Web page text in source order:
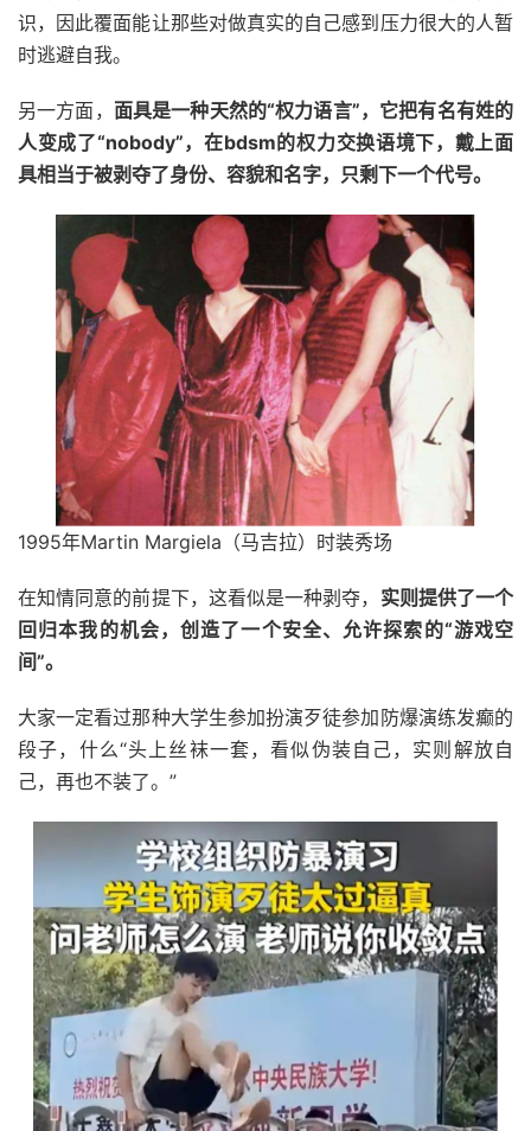
识，因此覆面能让那些对做真实的自己感到压力很大的人暂
时逃避自我。
另一方面， 面具是一种天然的“权力语言”，它把有名有姓的
人变成了“nobody”，在bdsm的权力交换语境下，戴上面
具相当于被剥夺了身份、容貌和名字，只剩下一个代号。
1995年Martin Margiela（马吉拉）‌时装秀场
在知情同意的前提下，这看似是一种剥夺， 实则提供了一个
回归本我的机会，创造了一个安全、允许探索的“游戏空
间”。
大家一定看过那种大学生参加扮演歹徒参加防爆演练发癫的
段子，什么“头上丝袜一套，看似伪装自己，实则解放自
己，再也不装了。”